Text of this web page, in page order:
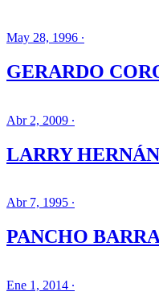
May 28, 1996 ∙
GERARDO
Abr 2, 2009 ∙
LARRY
Abr 7, 1995 ∙
PANCHO
Ene 1, 2014 ∙